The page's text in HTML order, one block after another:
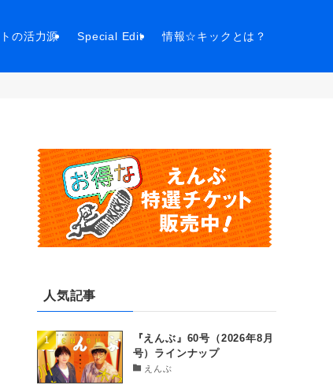
の活力源 Special Edit 情報☆キックとは？
人気記事
『えんぶ』60号（2026年8月
号）ラインナップ
えんぶ